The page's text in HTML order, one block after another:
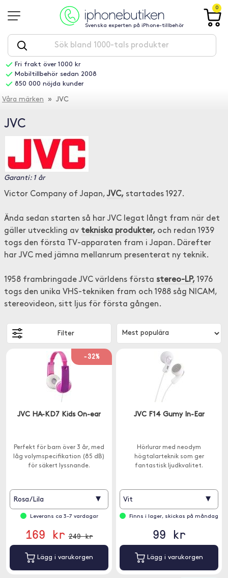
Svenska experten på iPhone-tillbehör
0
Fri frakt över 1000 kr
Mobiltillbehör sedan 2008
850 000 nöjda kunder
Våra märken » JVC
JVC
Garanti: 1 år
Victor Company of Japan,JVC, startades 1927.
Ända sedan starten så har JVC legat långt fram när det
gäller utveckling av tekniska produkter, och redan 1939
togs den första TV-apparaten fram i Japan. Därefter
har JVC med jämna mellanrum presenterat ny teknik.
1958 frambringade JVC världens första stereo-LP, 1976
togs den unika VHS-tekniken fram och 1988 såg NICAM,
stereovideon, sitt ljus för första gången.
Filter
-32%
JVC HA-KD7 Kids On-ear
Perfekt för barn över 3 år, med
låg volymspecifikation (85 dB)
för säkert lyssnande.
Rosa/Lila ▾
Leverans ca 3-7 vardagar
169 kr 249 kr
Lägg i varukorgen
JVC F14 Gumy In-Ear
Hörlurar med neodym
högtalarteknik som ger
fantastisk ljudkvalitet.
Vit ▾
Finns i lager, skickas på måndag
99 kr
Lägg i varukorgen